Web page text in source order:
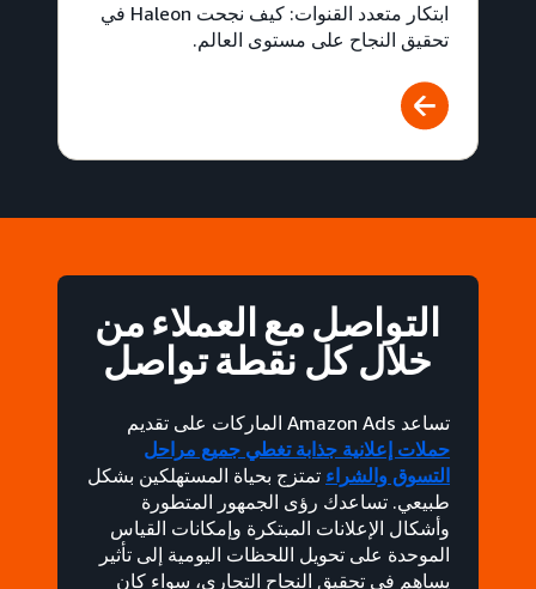
ابتكار متعدد القنوات: كيف نجحت Haleon في
تحقيق النجاح على مستوى العالم.
التواصل مع العملاء من
خلال كل نقطة تواصل
تساعد Amazon Ads الماركات على تقديم
حملات إعلانية جذابة تغطي جميع مراحل
التسوق والشراء تمتزج بحياة المستهلكين بشكل
طبيعي. تساعدك رؤى الجمهور المتطورة
وأشكال الإعلانات المبتكرة وإمكانات القياس
الموحدة على تحويل اللحظات اليومية إلى تأثير
يساهم في تحقيق النجاح التجاري، سواء كان